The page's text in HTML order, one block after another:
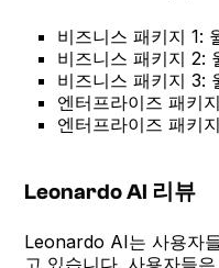
비즈니스 패키지 1:
비즈니스 패키지 2:
비즈니스 패키지 3:
엔터프라이즈 패키
엔터프라이즈 패키
Leonardo AI 리뷰
Leonardo AI는 사용자
고 있습니다. 사용자들